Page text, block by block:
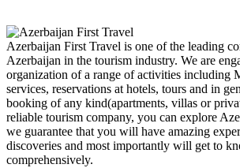
Azerbaijan First Travel is one of the leading
Azerbaijan in the tourism industry. We are
organization of a range of activities including
services, reservations at hotels, tours and in
booking of any kind(apartments, villas or
reliable tourism company, you can explore
we guarantee that you will have amazing
discoveries and most importantly will get to
comprehensively.